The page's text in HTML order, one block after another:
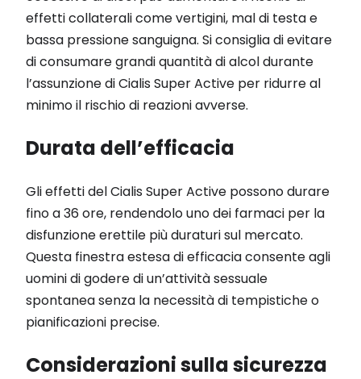
effetti collaterali come vertigini, mal di testa e
bassa pressione sanguigna. Si consiglia di evitare
di consumare grandi quantità di alcol durante
l’assunzione di Cialis Super Active per ridurre al
minimo il rischio di reazioni avverse.
Durata dell’efficacia
Gli effetti del Cialis Super Active possono durare
fino a 36 ore, rendendolo uno dei farmaci per la
disfunzione erettile più duraturi sul mercato.
Questa finestra estesa di efficacia consente agli
uomini di godere di un’attività sessuale
spontanea senza la necessità di tempistiche o
pianificazioni precise.
Considerazioni sulla sicurezza